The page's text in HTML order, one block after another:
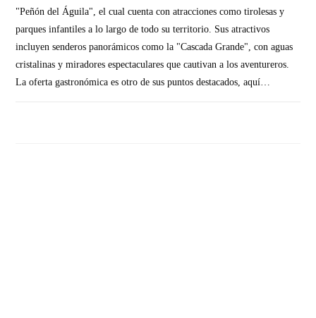
"Peñón del Águila", el cual cuenta con atracciones como tirolesas y
parques infantiles a lo largo de todo su territorio. Sus atractivos
incluyen senderos panorámicos como la "Cascada Grande", con aguas
cristalinas y miradores espectaculares que cautivan a los aventureros.
La oferta gastronómica es otro de sus puntos destacados, aquí…